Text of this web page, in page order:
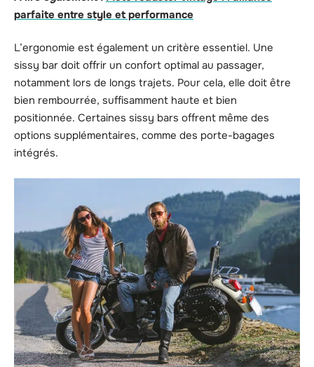
parfaite entre style et performance
L’ergonomie est également un critère essentiel. Une
sissy bar doit offrir un confort optimal au passager,
notamment lors de longs trajets. Pour cela, elle doit être
bien rembourrée, suffisamment haute et bien
positionnée. Certaines sissy bars offrent même des
options supplémentaires, comme des porte-bagages
intégrés.